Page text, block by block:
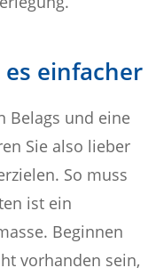
einfacher
Belags und eine
Sie also lieber
So muss
ist ein
Beginnen
vorhanden sein,